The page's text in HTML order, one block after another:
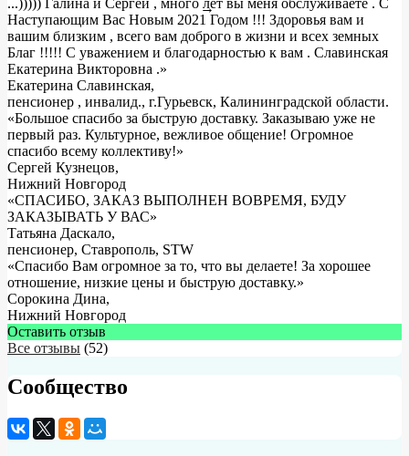
...))))) Галина и Сергей , много лет вы меня обслуживаете . С
Наступающим Вас Новым 2021 Годом !!! Здоровья вам и
вашим близким , всего вам доброго в жизни и всех земных
Благ !!!!! С уважением и благодарностью к вам . Славинская
Екатерина Викторовна .»
Екатерина Славинская,
пенсионер , инвалид., г.Гурьевск, Калининградской области.
«Большое спасибо за быструю доставку. Заказываю уже не
первый раз. Культурное, вежливое общение! Огромное
спасибо всему коллективу!»
Сергей Кузнецов,
Нижний Новгород
«СПАСИБО, ЗАКАЗ ВЫПОЛНЕН ВОВРЕМЯ, БУДУ
ЗАКАЗЫВАТЬ У ВАС»
Татьяна Даскало,
пенсионер, Ставрополь, STW
«Спасибо Вам огромное за то, что вы делаете! За хорошее
отношение, низкие цены и быструю доставку.»
Сорокина Дина,
Нижний Новгород
Оставить отзыв
Все отзывы (52)
Сообщество
→